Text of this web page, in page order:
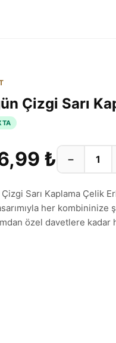
Çizgi Sarı
₺ −
Sarı Kaplama Çelik
her kombininize
özel davetlere kadar